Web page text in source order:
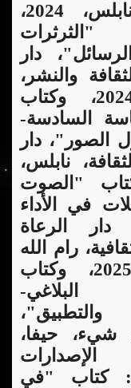
والنشر، نابلس، 2024،
دار
والنشر،
نابلس، 2024، وكتاب
السادسة-
الصور"، دار
نابلس،
وكتاب "الصوت
في الأداء
دار الرعاة
رام الله
وعمّان، 2025، وكتاب
البلاغي-
والتطبيق"،
شيء، حيفا،
الإصدارات
كتاب "في